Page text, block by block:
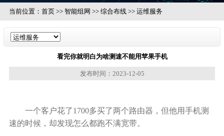
当前位置： 首页>> 智能组网 >> 综合布线>> 运维服务
看完你就明白为啥测速不能用苹果手机
发布时间：2023-12-05
一个客户花了1700多买了两个路由器 ，但他用手机测
速的时候，却发现怎么都跑不满宽带。